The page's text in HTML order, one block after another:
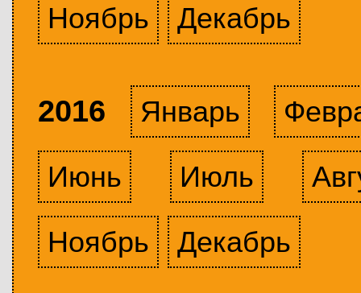
Ноябрь
Декабрь
2016 Январь
Июнь
Июль
Ноябрь
Декабрь